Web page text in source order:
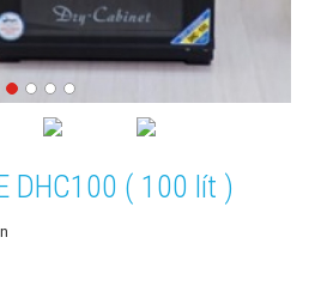
DHC100 ( 100 lít )